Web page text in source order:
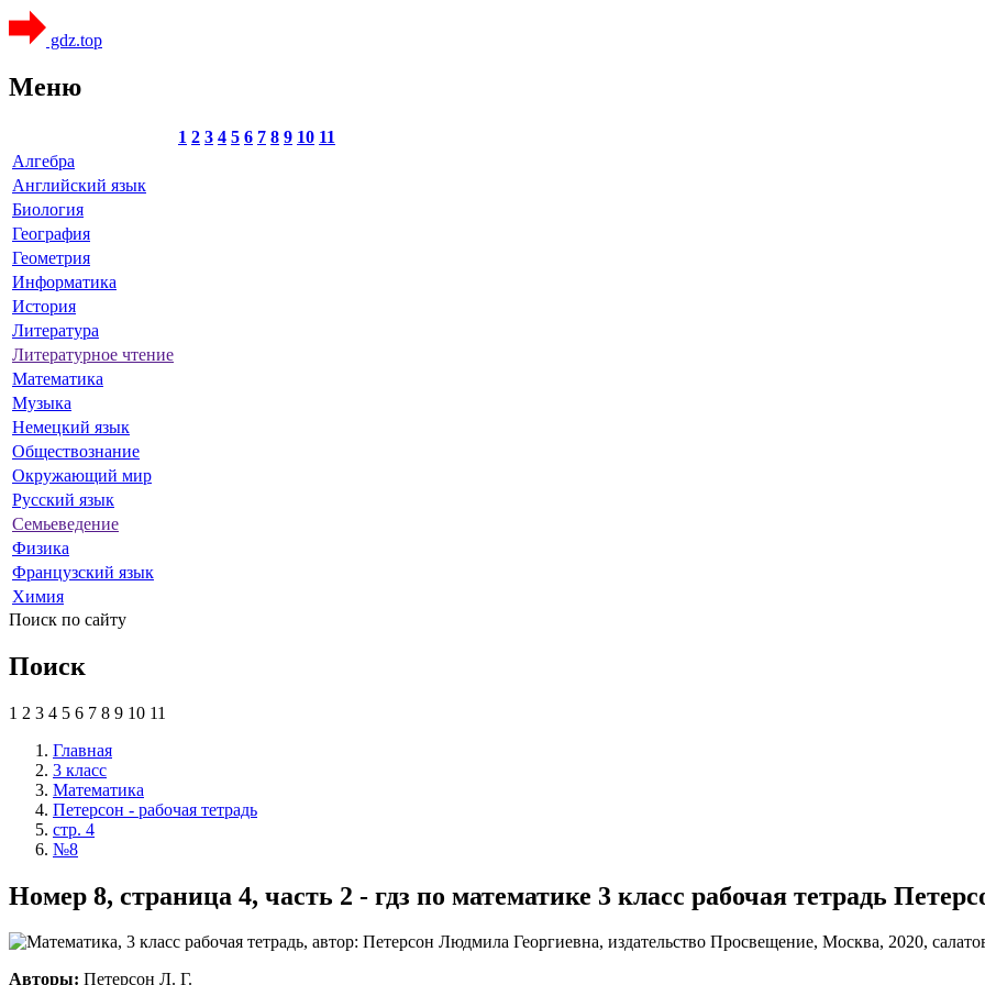
gdz.top
Меню
1 2 3 4 5 6 7 8 9 10 11
Алгебра
Английский язык
Биология
География
Геометрия
Информатика
История
Литература
Литературное чтение
Математика
Музыка
Немецкий язык
Обществознание
Окружающий мир
Русский язык
Семьеведение
Физика
Французский язык
Химия
Поиск по сайту
Поиск
1 2 3 4 5 6 7 8 9 10 11
Главная
3 класс
Математика
Петерсон - рабочая тетрадь
стр. 4
№8
Номер 8, страница 4, часть 2 - гдз по математике 3 класс рабочая тетрадь
Авторы: Петерсон Л. Г.